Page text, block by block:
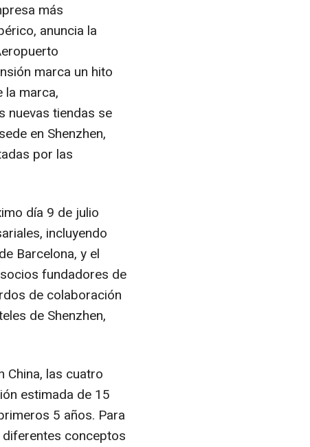
más
anuncia la
marca un hito
la marca,
nuevas tiendas se
en Shenzhen,
por las
día 9 de julio
incluyendo
Barcelona, y el
fundadores de
de colaboración
de Shenzhen,
China, las cuatro
estimada de 15
5 años. Para
conceptos